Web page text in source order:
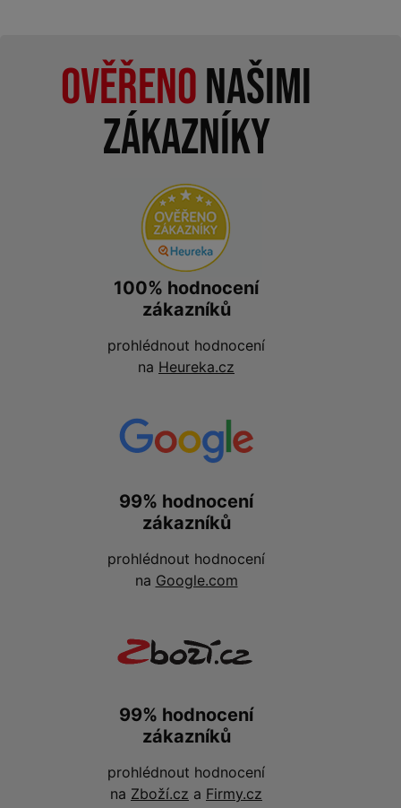
Ověřenonašimi
zákazníky
100% hodnocení
zákazníků
prohlédnout hodnocení
na Heureka.cz
99% hodnocení
zákazníků
prohlédnout hodnocení
na Google.com
99% hodnocení
zákazníků
prohlédnout hodnocení
na Zboží.cz a Firmy.cz